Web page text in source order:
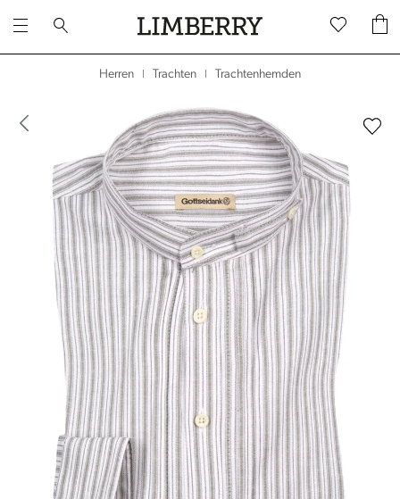
Herren Trachten Trachtenhemden